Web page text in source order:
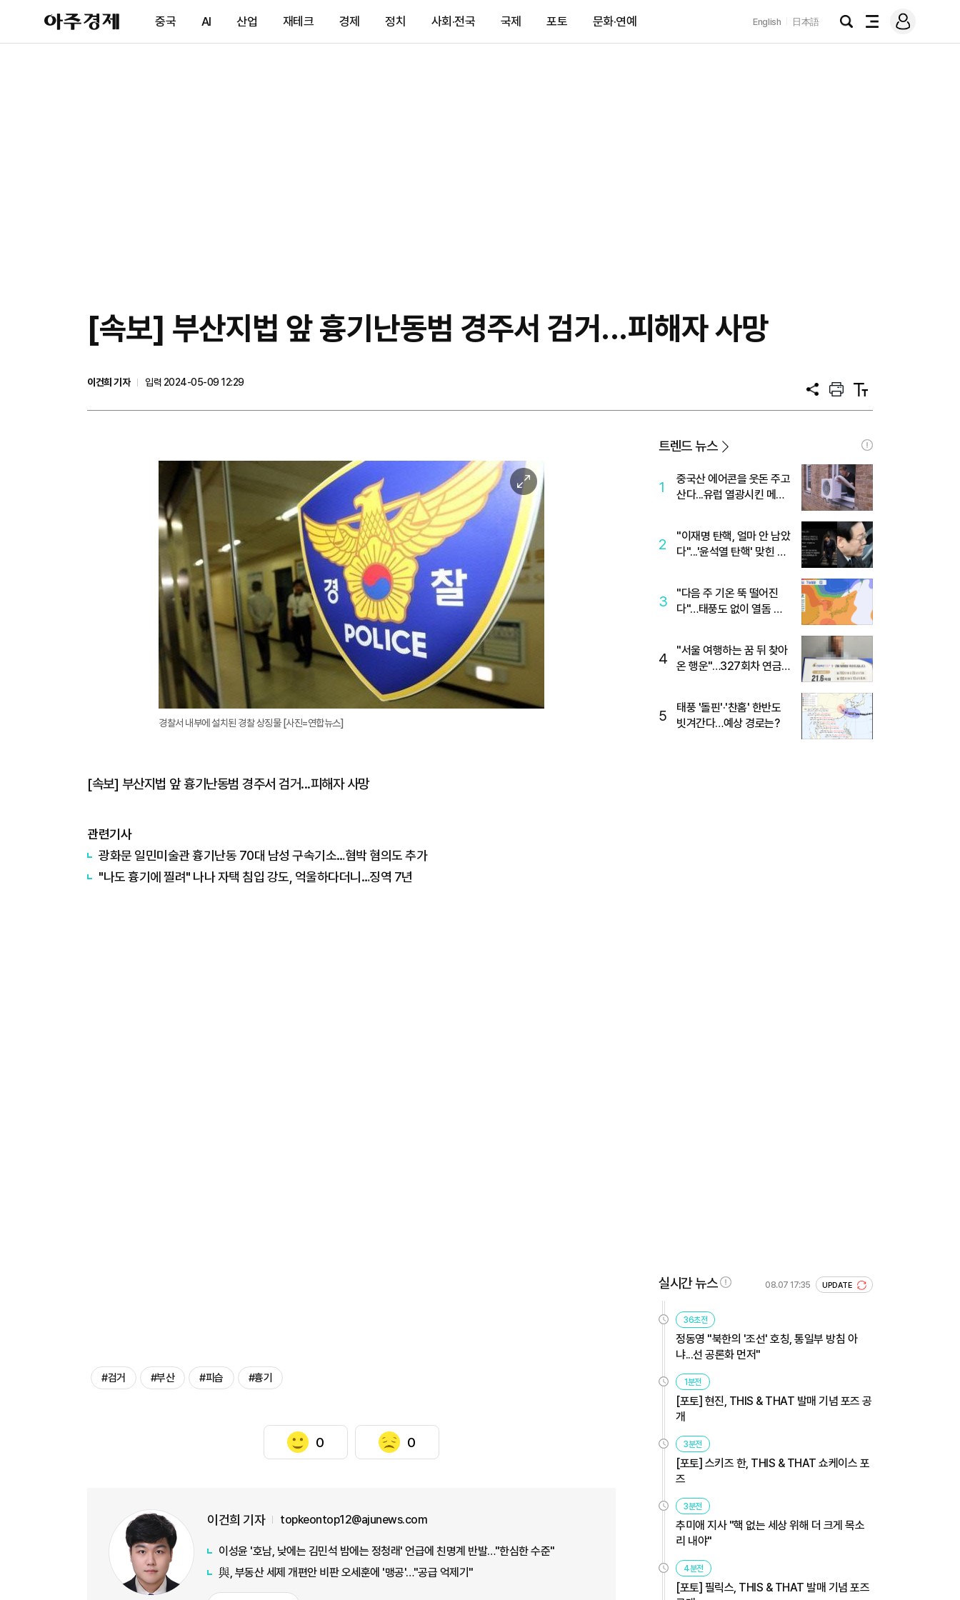
아
주
제
중국 AI 산업 재테크 경제 정치 사회·전국 국제 포토 문화·연예 English 日本語
검
전
메
그
[속보] 부산지법 앞 흉기난동범 경주서 검거...피해자 사망
이건희 기자
입력 2024-05-09 12:29
공
프
트
텍
트
이
미
지
확
대
경찰서 내부에 설치된 경찰 상징물 [사진=연합뉴스]
[속보] 부산지법 앞 흉기난동범 경주서 검거...피해자 사망
관련기사
광화문 일민미술관 흉기난동 70대 남성 구속기소…혐박 혐의도 추가
"나도 흉기에 찔려" 나나 자택 침입 강도, 억울하다더니…징역 7년
#검거 #부산 #피습 #흉기
0 0
이건희 기자 topkeontop12@ajunews.com
이성윤 '호남, 낮에는 김민석 밤에는 정청래' 언급에 친명계 반발…"한심한 수준"
與, 부동산 세제 개편안 비판 오세훈에 '맹공'…"공급 억제기"
트렌드 뉴스
1
중국산 에어콘을 웃돈 주고
산다...유럽 열광시킨 메이
2
"이재명 탄핵, 얼마 안 남았
다"...'윤석열 탄핵' 맞힌 무
3
"다음 주 기온 뚝 떨어진
다"…태풍도 없이 열돔 박
4
"서울 여행하는 꿈 뒤 찾아
온 행운"…327회차 연금
5
태풍 '돌핀'·'찬홈' 한반도
빗겨간다…예상 경로는?
실시간 뉴스 08.07 17:35 UPDATE
36초전
정동영 "북한의 '조선' 호칭, 통일부 방침 아
냐...선 공론화 먼저"
1분전
[포토] 현진, THIS & THAT 발매 기념 포즈 공
개
3분전
[포토] 스키즈 한, THIS & THAT 쇼케이스 포
즈
3분전
추미애 지사 "핵 없는 세상 위해 더 크게 목소
리 내야"
4분전
[포토] 필릭스, THIS & THAT 발매 기념 포즈